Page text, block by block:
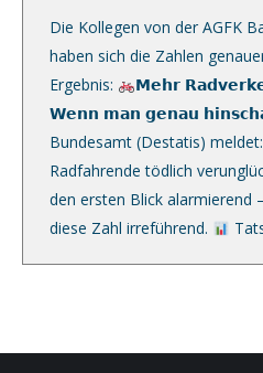
Die Kollegen von der AGFK
haben sich die Zahlen
Ergebnis:
𝗠𝗲𝗵𝗿
𝗪𝗲𝗻𝗻 𝗺𝗮𝗻 𝗴𝗲𝗻𝗮𝘂
Bundesamt (Destatis)
Radfahrende tödlich
den ersten Blick alarmierend
diese Zahl irreführend.